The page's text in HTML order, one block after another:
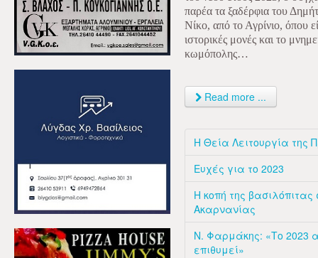
παρέα τα ξαδέρφια του
Νίκο, από το Αγρίνιο, όπου
ιστορικές μονές και το
κωμόπολης…
Read more ...
Η Θεία Λειτουργία της
Ευχές για το 2023
Η κοπή της
Ακαρνανίας
Ν. Φαρμάκης: «Το 2023
επιθυμεί»